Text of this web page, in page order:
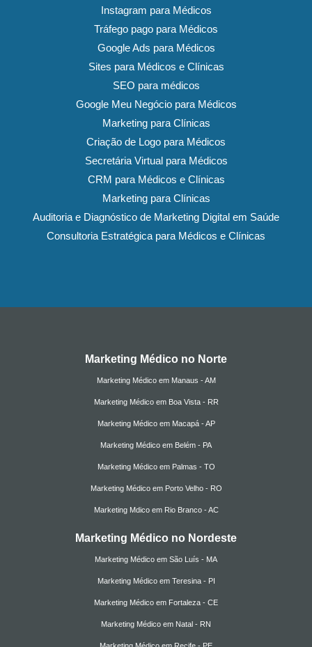
Instagram para Médicos
Tráfego pago para Médicos
Google Ads para Médicos
Sites para Médicos e Clínicas
SEO para médicos
Google Meu Negócio para Médicos
Marketing para Clínicas
Criação de Logo para Médicos
Secretária Virtual para Médicos
CRM para Médicos e Clínicas
Marketing para Clínicas
Auditoria e Diagnóstico de Marketing Digital em Saúde
Consultoria Estratégica para Médicos e Clínicas
Marketing Médico no Norte
Marketing Médico em Manaus - AM
Marketing Médico em Boa Vista - RR
Marketing Médico em Macapá - AP
Marketing Médico em Belém - PA
Marketing Médico em Palmas - TO
Marketing Médico em Porto Velho - RO
Marketing Mdico em Rio Branco - AC
Marketing Médico no Nordeste
Marketing Médico em São Luís - MA
Marketing Médico em Teresina - PI
Marketing Médico em Fortaleza - CE
Marketing Médico em Natal - RN